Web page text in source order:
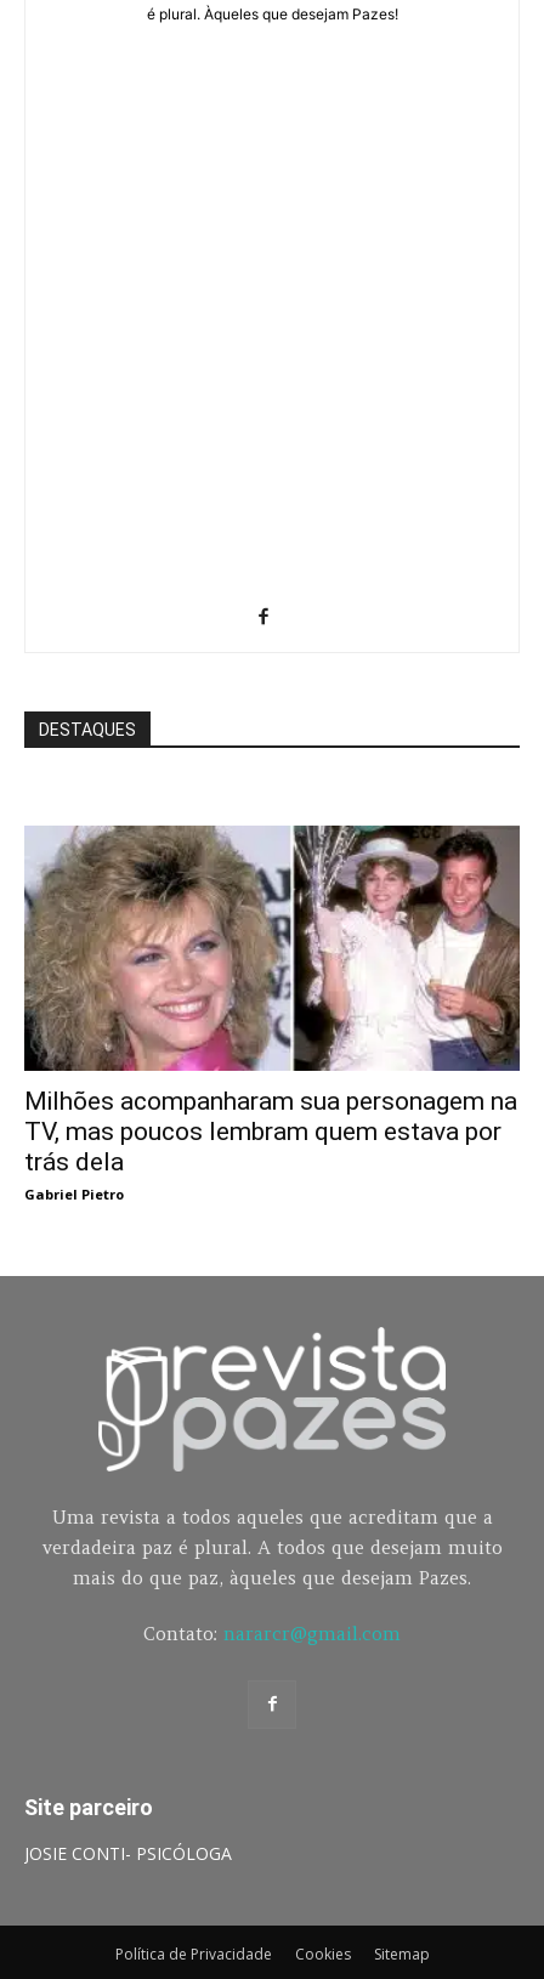
é plural. Àqueles que desejam Pazes!
DESTAQUES
Milhões acompanharam sua personagem na
TV, mas poucos lembram quem estava por
trás dela
Gabriel Pietro
Uma revista a todos aqueles que acreditam que a
verdadeira paz é plural. A todos que desejam muito
mais do que paz, àqueles que desejam Pazes.
Contato: nararcr@gmail.com
Site parceiro
JOSIE CONTI- PSICÓLOGA
Política de Privacidade Cookies Sitemap